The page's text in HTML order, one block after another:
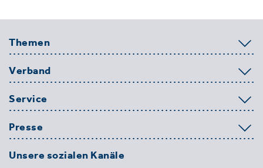
Themen
Verband
Service
Presse
Unsere sozialen Kanäle